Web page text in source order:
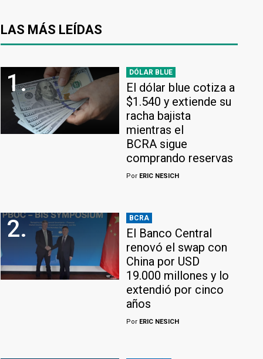
LAS MÁS LEÍDAS
1. DÓLAR BLUE
El dólar blue cotiza a
$1.540 y extiende su
racha bajista
mientras el
BCRA sigue
comprando reservas
Por ERIC NESICH
2. BCRA
El Banco Central
renovó el swap con
China por USD
19.000 millones y lo
extendió por cinco
años
Por ERIC NESICH